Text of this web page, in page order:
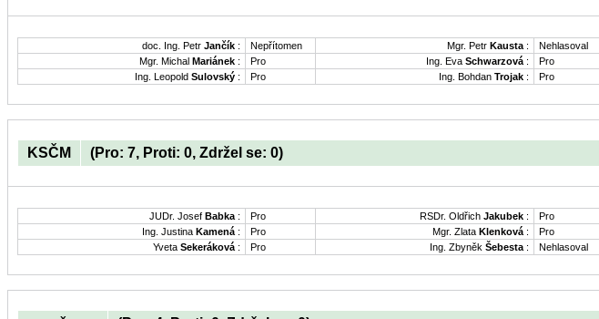
doc. Ing. Petr Jančík : Nepřítomen Mgr. Petr Kausta : Nehlasoval
Mgr. Michal Mariánek : Pro Ing. Eva Schwarzová : Pro
Ing. Leopold Sulovský : Pro Ing. Bohdan Trojak : Pro
KSČM (Pro: 7, Proti: 0, Zdržel se: 0)
JUDr. Josef Babka : Pro RSDr. Oldřich Jakubek : Pro
Ing. Justina Kamená : Pro Mgr. Zlata Klenková : Pro
Yveta Sekeráková : Pro Ing. Zbyněk Šebesta : Nehlasoval